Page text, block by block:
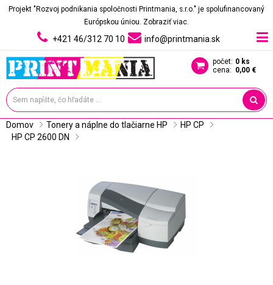
Projekt "Rozvoj podnikania spoločnosti Printmania, s.r.o." je spolufinancovaný
Európskou úniou. Zobraziť viac.
+421 46/312 70 10 info@printmania.sk
počet: 0 ks
cena: 0,00 €
Domov Tonery a náplne do tlačiarne HP
HP CP
HP CP 2600 DN